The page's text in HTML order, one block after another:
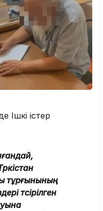
Ішкі істер
тұрғынының
түсірілген